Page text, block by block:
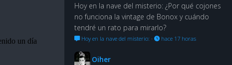
Hoy en la nave del misterio: ¿Por qué cojones
no funciona la vintage de Bonox y cuándo
tendré un rato para mirarlo?
Hoy en la nave del misterio: · hace 17 horas
Oiher